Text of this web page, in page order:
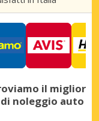
il miglior
noleggio auto